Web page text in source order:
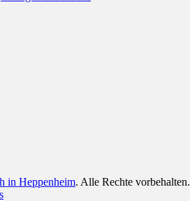
in Heppenheim. Alle Rechte vorbehalten.